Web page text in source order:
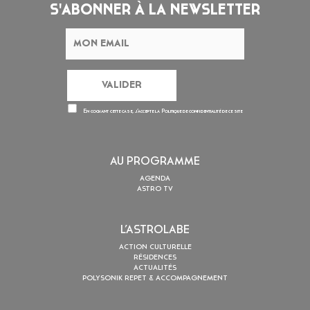
S'ABONNER À LA NEWSLETTER
En cochant cette case, j’accepte la Politique de confidentialitéde ce site
AU PROGRAMME
AGENDA
ASTRO TV
L’ASTROLABE
ACTION CULTURELLE
RÉSIDENCES
ACTUALITÉS
POLYSONIK REPET & ACCOMPAGNEMENT